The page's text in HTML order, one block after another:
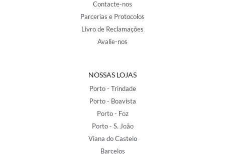
Contacte-nos
Parcerias e Protocolos
Livro de Reclamações
Avalie-nos
NOSSAS LOJAS
Porto - Trindade
Porto - Boavista
Porto - Foz
Porto - S. João
Viana do Castelo
Barcelos